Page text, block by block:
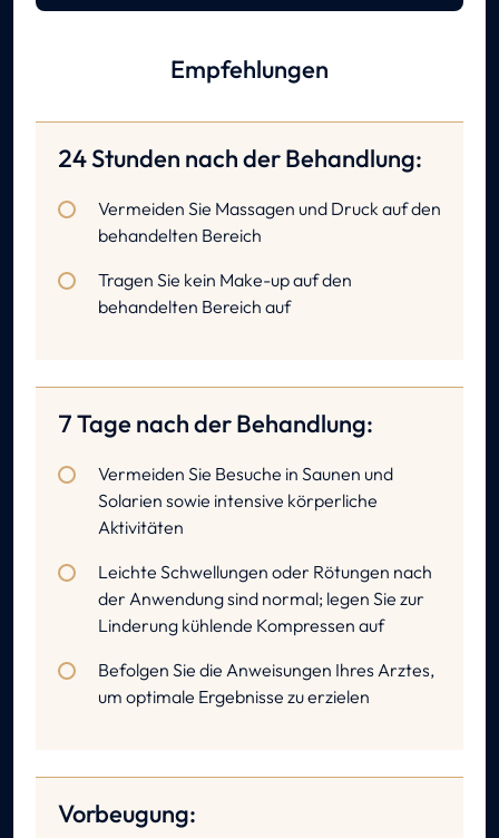
Empfehlungen
24 Stunden nach der Behandlung:
Vermeiden Sie Massagen und Druck auf den
behandelten Bereich
Tragen Sie kein Make-up auf den
behandelten Bereich auf
7 Tage nach der Behandlung:
Vermeiden Sie Besuche in Saunen und
Solarien sowie intensive körperliche
Aktivitäten
Leichte Schwellungen oder Rötungen nach
der Anwendung sind normal; legen Sie zur
Linderung kühlende Kompressen auf
Befolgen Sie die Anweisungen Ihres Arztes,
um optimale Ergebnisse zu erzielen
Vorbeugung: